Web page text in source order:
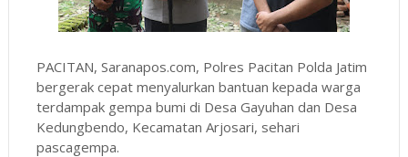
PACITAN, Saranapos.com, Polres Pacitan Polda Jatim
bergerak cepat menyalurkan bantuan kepada warga
terdampak gempa bumi di Desa Gayuhan dan Desa
Kedungbendo, Kecamatan Arjosari, sehari
pascagempa.